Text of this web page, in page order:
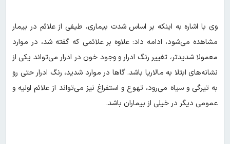
وی با اشاره به اینکه بر اساس شدت بیماری، طیفی از علائم در بیمار
مشاهده می‌شود، ادامه داد: علاوه‌ بر علائمی که گفته شد، در موارد
معمولا شدیدتر، تغییر رنگ ادرار و وجود خون در ادرار می‌تواند یکی از
نشانه‌های ابتلا به مالاریا باشد. گاها در موارد شدید، رنگ ادرار حتی رو
به تیرگی و سیاه می‌رود، تهوع و استفراغ نیز می‌تواند از علائم اولیه و
عمومی دیگر در خیلی از بیماران باشد.